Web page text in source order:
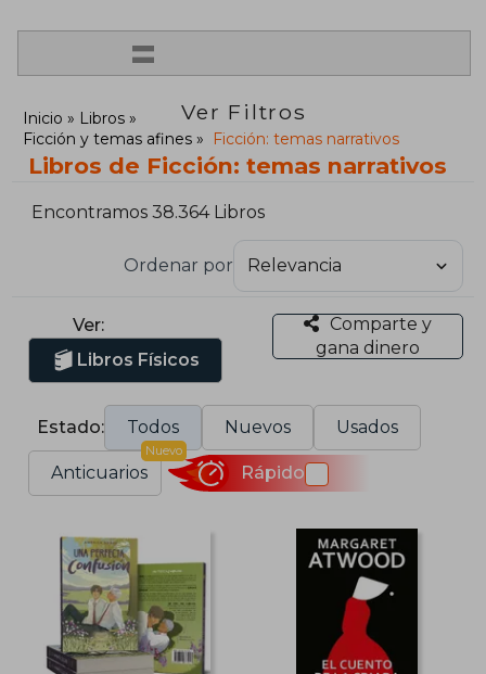
=
Ver Filtros
Inicio
Libros
Ficción y temas afines
Ficción: temas narrativos
Libros de Ficción: temas narrativos
Encontramos 38.364 Libros
Ordenar por
Ver:
Libros Físicos
Comparte y
gana dinero
Estado: Todos Nuevos Usados
Anticuarios
Nuevo
Rápido